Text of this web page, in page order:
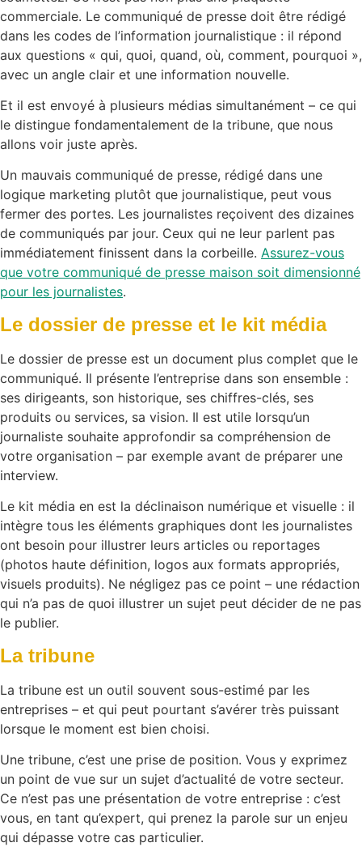
commerciale. Le communiqué de presse doit être rédigé
dans les codes de l’information journalistique : il répond
aux questions « qui, quoi, quand, où, comment, pourquoi »,
avec un angle clair et une information nouvelle.
Et il est envoyé à plusieurs médias simultanément – ce qui
le distingue fondamentalement de la tribune, que nous
allons voir juste après.
Un mauvais communiqué de presse, rédigé dans une
logique marketing plutôt que journalistique, peut vous
fermer des portes. Les journalistes reçoivent des dizaines
de communiqués par jour. Ceux qui ne leur parlent pas
immédiatement finissent dans la corbeille. Assurez-vous
que votre communiqué de presse maison soit dimensionné
pour les journalistes.
Le dossier de presse et le kit média
Le dossier de presse est un document plus complet que le
communiqué. Il présente l’entreprise dans son ensemble :
ses dirigeants, son historique, ses chiffres-clés, ses
produits ou services, sa vision. Il est utile lorsqu’un
journaliste souhaite approfondir sa compréhension de
votre organisation – par exemple avant de préparer une
interview.
Le kit média en est la déclinaison numérique et visuelle : il
intègre tous les éléments graphiques dont les journalistes
ont besoin pour illustrer leurs articles ou reportages
(photos haute définition, logos aux formats appropriés,
visuels produits). Ne négligez pas ce point – une rédaction
qui n’a pas de quoi illustrer un sujet peut décider de ne pas
le publier.
La tribune
La tribune est un outil souvent sous-estimé par les
entreprises – et qui peut pourtant s’avérer très puissant
lorsque le moment est bien choisi.
Une tribune, c’est une prise de position. Vous y exprimez
un point de vue sur un sujet d’actualité de votre secteur.
Ce n’est pas une présentation de votre entreprise : c’est
vous, en tant qu’expert, qui prenez la parole sur un enjeu
qui dépasse votre cas particulier.